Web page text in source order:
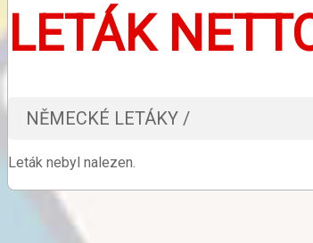
LETÁK
NĚMECKÉ LETÁKY /
Leták nebyl nalezen.